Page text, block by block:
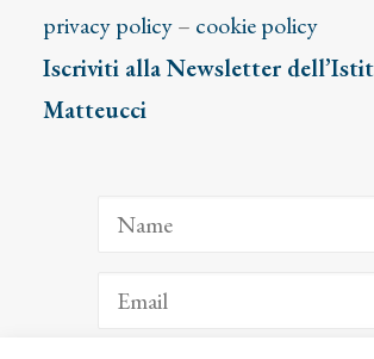
privacy policy– cookie policy
Iscriviti alla Newsletter
Matteucci